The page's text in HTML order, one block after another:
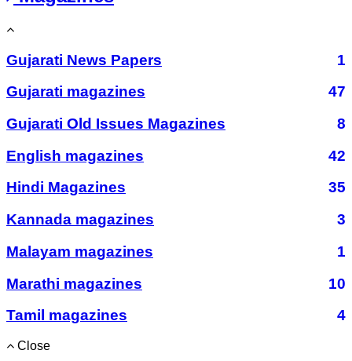
Gujarati News Papers
1
Gujarati magazines
47
Gujarati Old Issues Magazines
8
English magazines
42
Hindi Magazines
35
Kannada magazines
3
Malayam magazines
1
Marathi magazines
10
Tamil magazines
4
Close